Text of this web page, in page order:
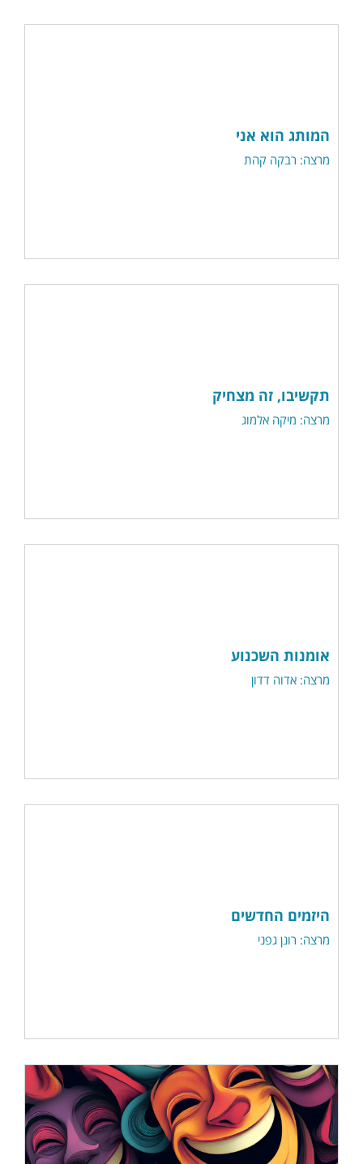
המותג הוא אני
מרצה: רבקה קהת
תקשיבו, זה מצחיק
מרצה: מיקה אלמוג
אומנות השכנוע
מרצה: אדוה דדון
היזמים החדשים
מרצה: רונן גפני